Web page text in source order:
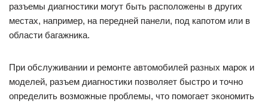
разъемы диагностики могут быть расположены в других
местах, например, на передней панели, под капотом или в
области багажника.
При обслуживании и ремонте автомобилей разных марок и
моделей, разъем диагностики позволяет быстро и точно
определить возможные проблемы, что помогает экономить